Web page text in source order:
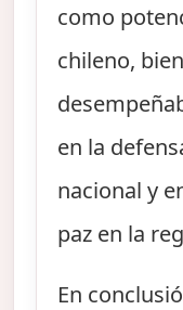
como
chileno,
en la
nacional y
paz en la
En